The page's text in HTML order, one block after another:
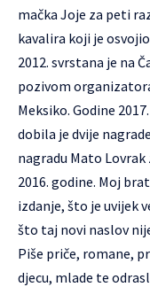
mačka Joje za peti
kavalira koji je
2012. svrstana je na
pozivom
Meksiko. Godine
dobila je dvije
nagradu Mato
2016. godine. Moj
izdanje, što je uvijek
što taj novi naslov
Piše priče, romane,
djecu, mlade te